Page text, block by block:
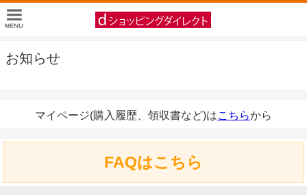
お知らせ
マイページ(購入履歴、領収書など)はこちらから
FAQはこちら